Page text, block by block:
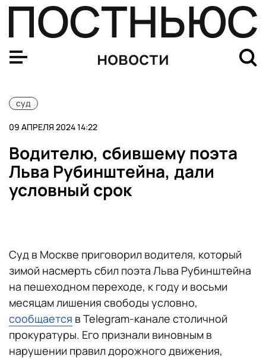
новости
суд
09 АПРЕЛЯ 2024 14:22
Водителю, сбившему поэта
Льва Рубинштейна, дали
условный срок
Суд в Москве приговорил водителя, который
зимой насмерть сбил поэта Льва Рубинштейна
на пешеходном переходе, к году и восьми
месяцам лишения свободы условно,
сообщается в Telegram-канале столичной
прокуратуры. Его признали виновным в
нарушении правил дорожного движения,
Вор в законе Шакро Молодой вышел на свободу